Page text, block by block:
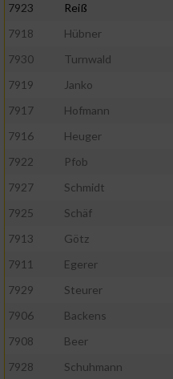
7923
Reiß
7918
Hübner
7930
Turnwald
7919
Janko
7917
Hofmann
7916
Heuger
7922
Pfob
7927
Schmidt
7925
Schäf
7913
Götz
7911
Egerer
7929
Steurer
7906
Backens
7908
Beer
7928
Schuhmann